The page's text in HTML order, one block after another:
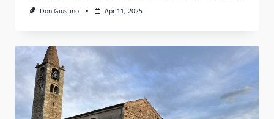
Don Giustino Apr 11, 2025